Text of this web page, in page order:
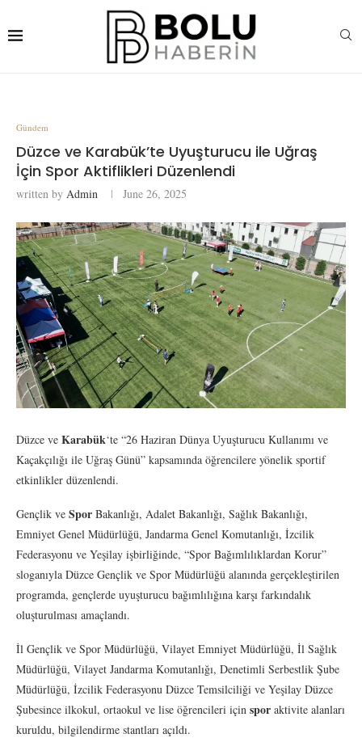
Gündem
Düzce ve Karabük’te Uyuşturucu ile Uğraş
İçin Spor Aktiflikleri Düzenlendi
written by Admin June 26, 2025
Düzce ve Karabük‘te “26 Haziran Dünya Uyuşturucu Kullanımı ve
Kaçakçılığı ile Uğraş Günü” kapsamında öğrencilere yönelik sportif
etkinlikler düzenlendi.
Gençlik ve Spor Bakanlığı, Adalet Bakanlığı, Sağlık Bakanlığı,
Emniyet Genel Müdürlüğü, Jandarma Genel Komutanlığı, İzcilik
Federasyonu ve Yeşilay işbirliğinde, “Spor Bağımlılıklardan Korur”
sloganıyla Düzce Gençlik ve Spor Müdürlüğü alanında gerçekleştirilen
programda, gençlerde uyuşturucu bağımlılığına karşı farkındalık
oluşturulması amaçlandı.
İl Gençlik ve Spor Müdürlüğü, Vilayet Emniyet Müdürlüğü, İl Sağlık
Müdürlüğü, Vilayet Jandarma Komutanlığı, Denetimli Serbestlik Şube
Müdürlüğü, İzcilik Federasyonu Düzce Temsilciliği ve Yeşilay Düzce
Şubesince ilkokul, ortaokul ve lise öğrencileri için spor aktivite alanları
kuruldu, bilgilendirme stantları açıldı.